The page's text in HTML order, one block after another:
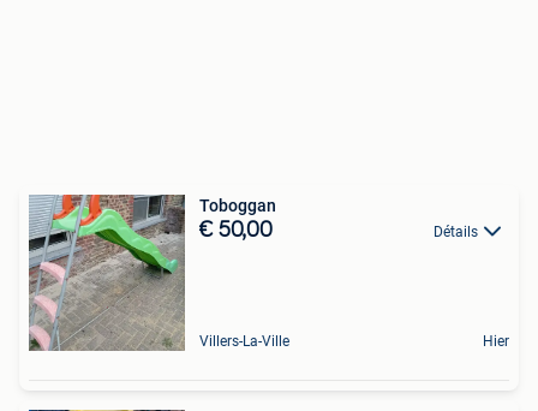
Toboggan
€ 50,00 Détails
Villers-La-Ville Hier